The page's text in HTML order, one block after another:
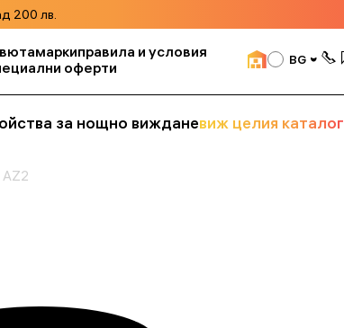
200 лв.
маркиправила и условия
оферти BG
за нощно вижданевиж целия каталог
AZ2